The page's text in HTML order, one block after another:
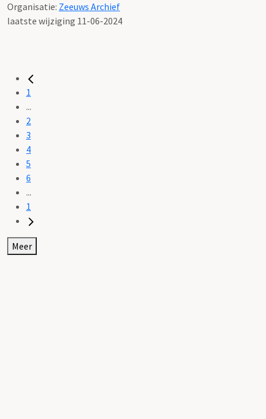
Organisatie: Zeeuws Archief
laatste wijziging 11-06-2024
1
...
2
3
4
5
6
...
1
Meer